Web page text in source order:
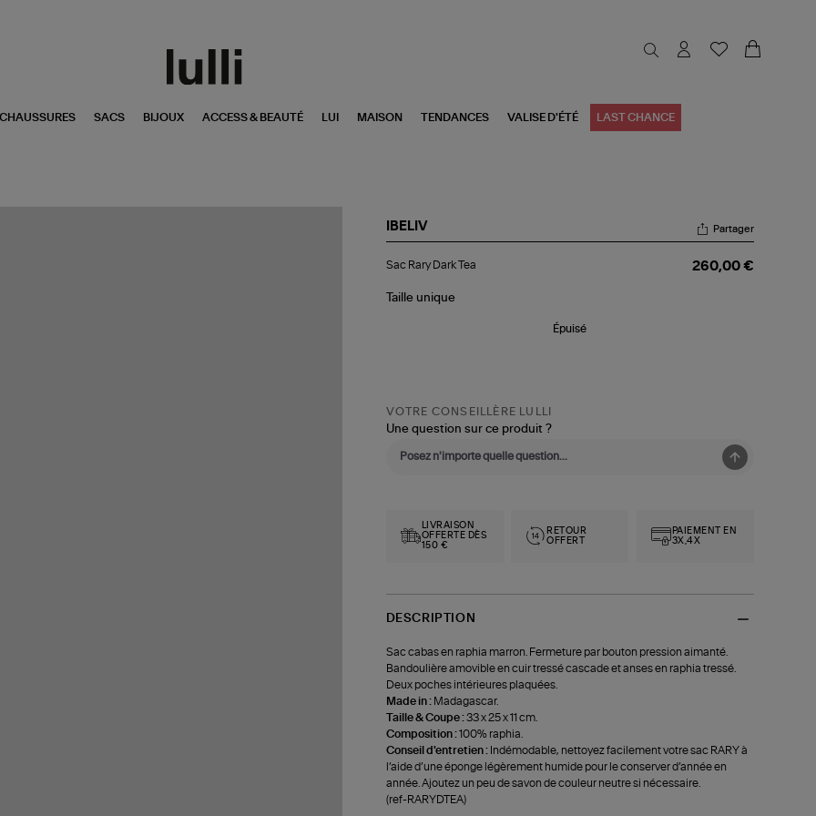
CHAUSSURES SACS BIJOUX ACCESS & BEAUTÉ LUI MAISON TENDANCES VALISE D'ÉTÉ LAST CHANCE
IBELIV
Rary
Tea
Partager
Sac Rary Dark Tea 260,00 €
Taille unique
Épuisé
VOTRE CONSEILLÈRE LULLI
Une question sur ce produit ?
LIVRAISON
OFFERTE DÈS
150 €
RETOUR
OFFERT
PAIEMENT EN
3X,4X
DESCRIPTION
Sac cabas en raphia marron. Fermeture par bouton pression aimanté.
Bandoulière amovible en cuir tressé cascade et anses en raphia tressé.
Deux poches intérieures plaquées.
Made in : Madagascar.
Taille & Coupe :33 x 25 x 11 cm.
Composition :100% raphia.
Conseil d'entretien : Indémodable, nettoyez facilement votre sac RARY à
l’aide d’une éponge légèrement humide pour le conserver d’année en
année. Ajoutez un peu de savon de couleur neutre si nécessaire.
(ref-RARYDTEA)